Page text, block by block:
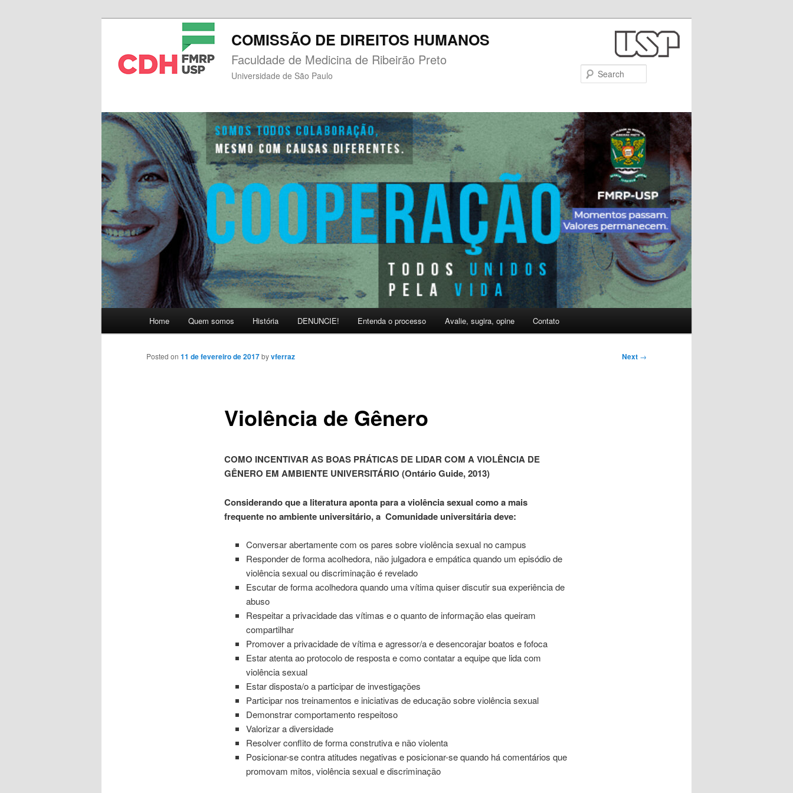
COMISSÃO DE DIREITOS HUMANOS
Faculdade de Medicina de Ribeirão Preto
Universidade de São Paulo
Search
Skip to primary content
Home Quem somos História DENUNCIE! Entenda o processo Avalie, sugira, opine Contato
Post
Next →
Violência de Gênero
Posted on 11 de fevereiro de 2017byvferraz
COMO INCENTIVAR AS BOAS PRÁTICAS DE LIDAR COM A VIOLÊNCIA DE
GÊNERO EM AMBIENTE UNIVERSITÁRIO (Ontário Guide, 2013)
Considerando que a literatura aponta para a violência sexual como a mais
frequente no ambiente universitário, a Comunidade universitária deve:
Conversar abertamente com os pares sobre violência sexual no campus
Responder de forma acolhedora, não julgadora e empática quando um episódio de
violência sexual ou discriminação é revelado
Escutar de forma acolhedora quando uma vítima quiser discutir sua experiência de
abuso
Respeitar a privacidade das vítimas e o quanto de informação elas queiram
compartilhar
Promover a privacidade de vítima e agressor/a e desencorajar boatos e fofoca
Estar atenta ao protocolo de resposta e como contatar a equipe que lida com
violência sexual
Estar disposta/o a participar de investigações
Participar nos treinamentos e iniciativas de educação sobre violência sexual
Demonstrar comportamento respeitoso
Valorizar a diversidade
Resolver conflito de forma construtiva e não violenta
Posicionar-se contra atitudes negativas e posicionar-se quando há comentários que
promovam mitos, violência sexual e discriminação